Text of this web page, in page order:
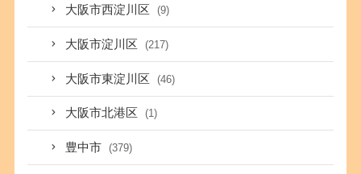
大阪市西淀川区 (9)
大阪市淀川区 (217)
大阪市東淀川区 (46)
大阪市北港区 (1)
豊中市 (379)